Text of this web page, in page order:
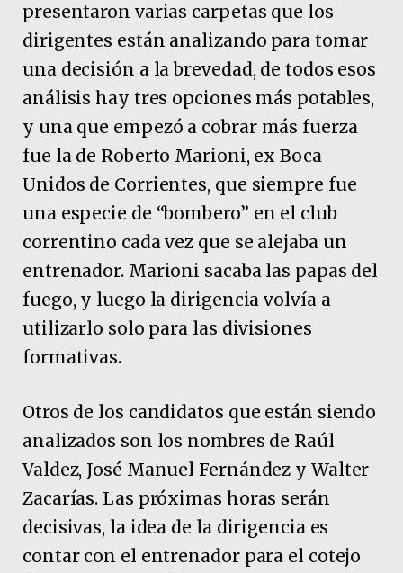
presentaron varias carpetas que los
dirigentes están analizando para tomar
una decisión a la brevedad, de todos esos
análisis hay tres opciones más potables,
y una que empezó a cobrar más fuerza
fue la de Roberto Marioni, ex Boca
Unidos de Corrientes, que siempre fue
una especie de “bombero” en el club
correntino cada vez que se alejaba un
entrenador. Marioni sacaba las papas del
fuego, y luego la dirigencia volvía a
utilizarlo solo para las divisiones
formativas.
Otros de los candidatos que están siendo
analizados son los nombres de Raúl
Valdez, José Manuel Fernández y Walter
Zacarías. Las próximas horas serán
decisivas, la idea de la dirigencia es
contar con el entrenador para el cotejo